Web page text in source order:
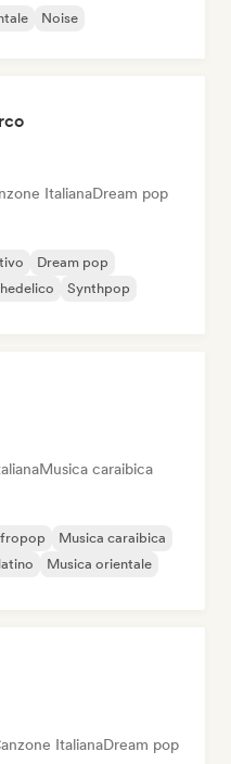
Noise
ItalianaDream pop
Dream pop
Synthpop
Musica caraibica
Musica caraibica
Musica orientale
ItalianaDream pop